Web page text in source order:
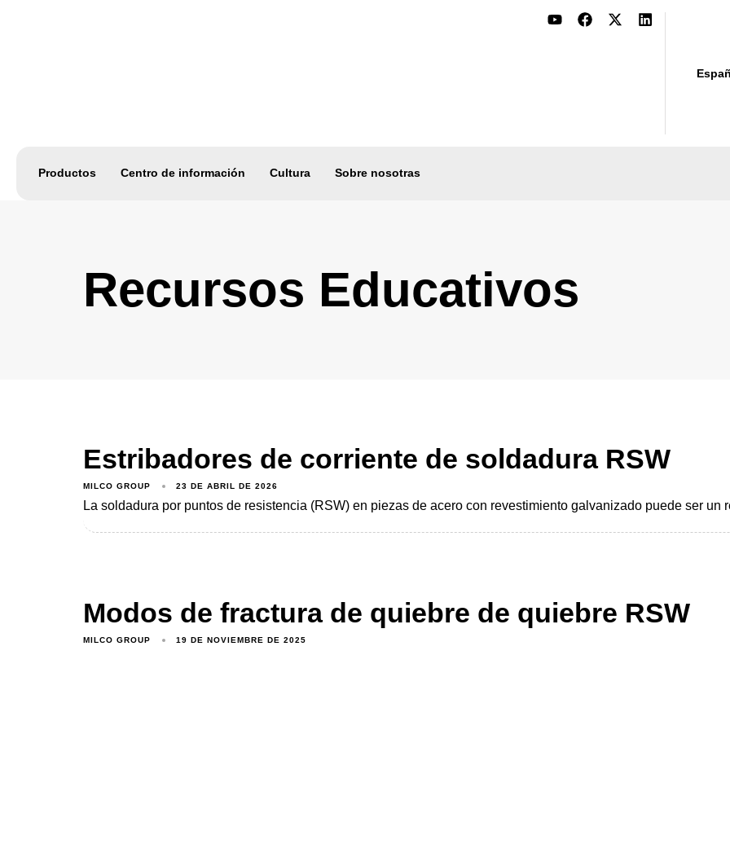
Productos Centro de información Cultura Sobre nosotras
Recursos Educativos
Estribadores de corriente de soldadura RSW
MILCO GROUP 23 DE ABRIL DE 2026
La soldadura por puntos de resistencia (RSW) en piezas de acero con revestimiento galvanizado puede ser un
Modos de fractura de quiebre de quiebre RSW
MILCO GROUP 19 DE NOVIEMBRE DE 2025